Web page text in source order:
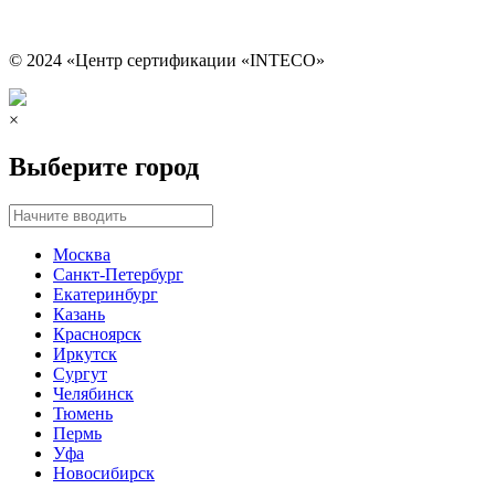
© 2024 «Центр сертификации «INTECO»
×
Выберите город
Москва
Санкт-Петербург
Екатеринбург
Казань
Красноярск
Иркутск
Сургут
Челябинск
Тюмень
Пермь
Уфа
Новосибирск